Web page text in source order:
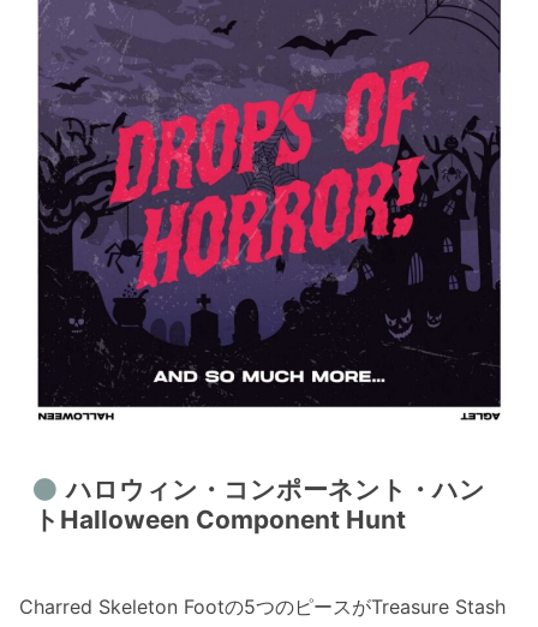
ハロウィン・コンポーネント・ハン
トHalloween Component Hunt
Charred Skeleton Footの5つのピースがTreasure Stash